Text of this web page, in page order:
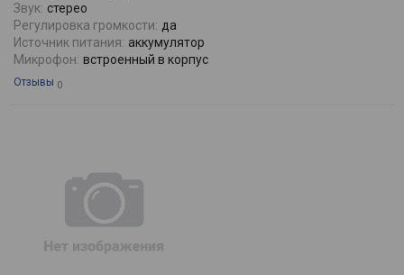
Звук: стерео
Регулировка громкости: да
Источник питания: аккумулятор
Микрофон: встроенный в корпус
Отзывы 0